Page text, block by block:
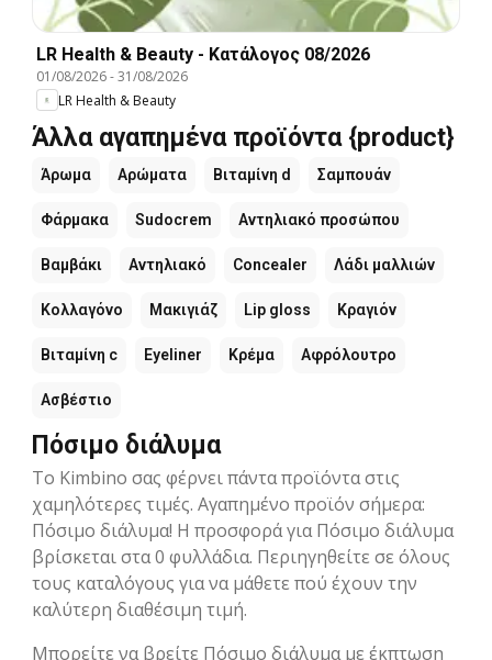
LR Health & Beauty - Kατάλογος 08/2026
01/08/2026-31/08/2026
LR Health & Beauty
Άλλα αγαπημένα προϊόντα {product}
Άρωμα Αρώματα Βιταμίνη d Σαμπουάν
Φάρμακα Sudocrem Αντηλιακό προσώπου
Βαμβάκι Αντηλιακό Concealer Λάδι μαλλιών
Κολλαγόνο Μακιγιάζ Lip gloss Κραγιόν
Βιταμίνη c Eyeliner Κρέμα Αφρόλουτρο
Ασβέστιο
Πόσιμο διάλυμα
Το Kimbino σας φέρνει πάντα προϊόντα στις
χαμηλότερες τιμές. Αγαπημένο προϊόν σήμερα:
Πόσιμο διάλυμα! Η προσφορά για Πόσιμο διάλυμα
βρίσκεται στα 0 φυλλάδια. Περιηγηθείτε σε όλους
τους καταλόγους για να μάθετε πού έχουν την
καλύτερη διαθέσιμη τιμή.
Μπορείτε να βρείτε Πόσιμο διάλυμα με έκπτωση